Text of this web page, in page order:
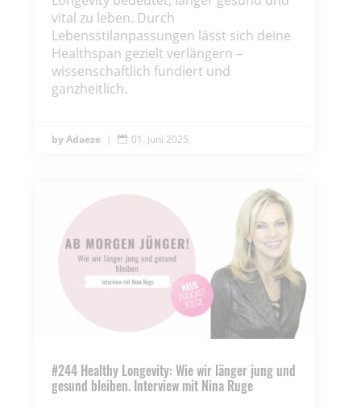
vital zu leben. Durch
Lebensstilanpassungen lässt sich deine
Healthspan gezielt verlängern –
wissenschaftlich fundiert und
ganzheitlich.
Adaeze |  01. Juni 2025
#244 Healthy Longevity: Wie wir länger jung und
gesund bleiben. Interview mit Nina Ruge